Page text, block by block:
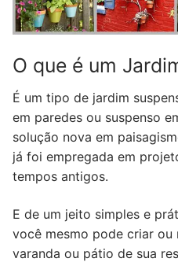
Fale Conosco
O que é um
É um tipo de jardim
em paredes ou suspenso
solução nova em
já foi empregada em
tempos antigos.
E de um jeito simples e
você mesmo pode criar ou
varanda ou pátio de sua